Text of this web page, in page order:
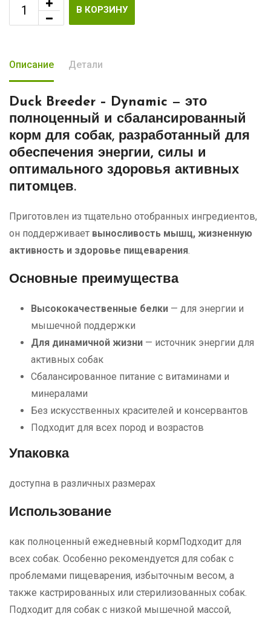
В КОРЗИНУ
Описание Детали
Duck Breeder – Dynamic — это
полноценный и сбалансированный
корм для собак, разработанный для
обеспечения энергии, силы и
оптимального здоровья активных
питомцев.
Приготовлен из тщательно отобранных ингредиентов,
он поддерживает выносливость мышц, жизненную
активность и здоровье пищеварения.
Основные преимущества
Высококачественные белки — для энергии и
мышечной поддержки
Для динамичной жизни — источник энергии для
активных собак
Сбалансированное питание с витаминами и
минералами
Без искусственных красителей и консервантов
Подходит для всех пород и возрастов
Упаковка
доступна в различных размерах
Использование
как полноценный ежедневный кормПодходит для
всех собак. Особенно рекомендуется для собак с
проблемами пищеварения, избыточным весом, а
также кастрированных или стерилизованных собак.
Подходит для собак с низкой мышечной массой,